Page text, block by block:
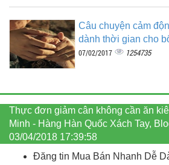
Câu chuyện cảm
dành thời gian cho
07/02/2017 1254735
Thực đơn giảm cân không cần ăn
Minh - Hàng Hàn Quốc Xách Tay,
03/04/2018 17:39:58
Đăng tin Mua Bán Nhanh Dễ